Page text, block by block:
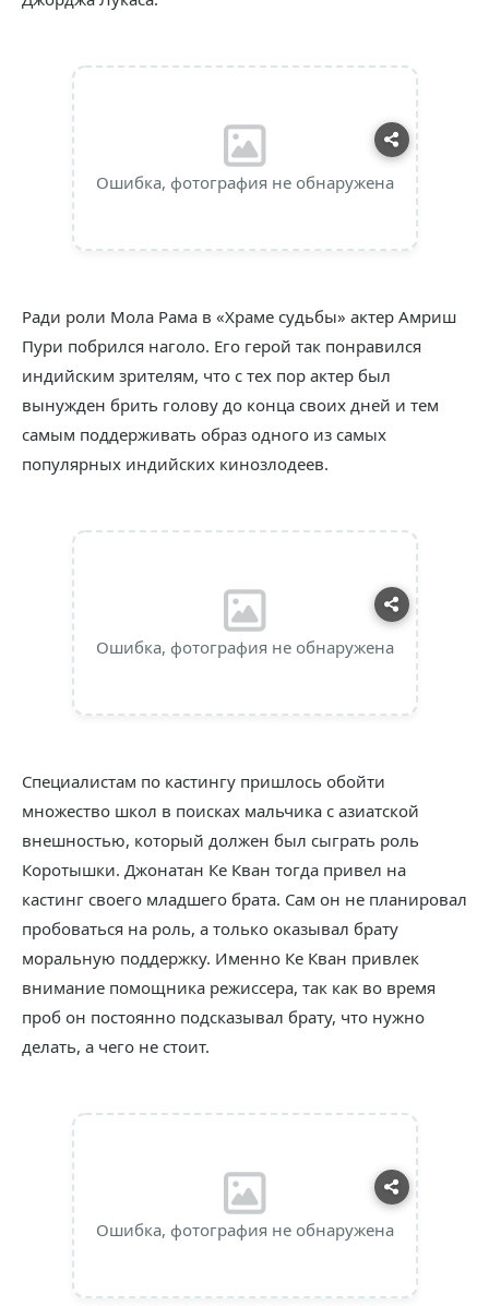
Ошибка, фотография не обнаружена
Ради роли Мола Рама в «Храме судьбы» актер Амриш
Пури побрился наголо. Его герой так понравился
индийским зрителям, что с тех пор актер был
вынужден брить голову до конца своих дней и тем
самым поддерживать образ одного из самых
популярных индийских кинозлодеев.
Ошибка, фотография не обнаружена
Специалистам по кастингу пришлось обойти
множество школ в поисках мальчика с азиатской
внешностью, который должен был сыграть роль
Коротышки. Джонатан Ке Кван тогда привел на
кастинг своего младшего брата. Сам он не планировал
пробоваться на роль, а только оказывал брату
моральную поддержку. Именно Ке Кван привлек
внимание помощника режиссера, так как во время
проб он постоянно подсказывал брату, что нужно
делать, а чего не стоит.
Ошибка, фотография не обнаружена